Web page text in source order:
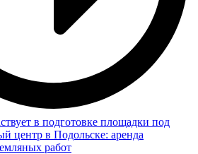
в подготовке площадки под
центр в Подольске: аренда
работ